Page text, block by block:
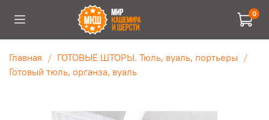
0
Главная
ГОТОВЫЕ ШТОРЫ. Тюль, вуаль, портьеры
Готовый тюль, органза, вуаль